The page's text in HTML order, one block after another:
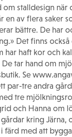
om stalldesign när
en av flera saker
bättre. De har
Det finns också
har haft kor och
tar hand om
Se
par-tre andra
tre
och Hanna om
kring Järna,
färd med att